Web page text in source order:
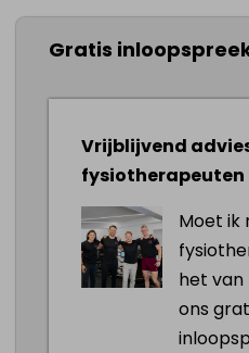
Veelvoorkomende
kijken zijn bijvoorbeeld:
schouderpijn bij
racketsport
enkelproblemen
rugklachten bij
Als je vooral wilt
begeleiding past bij
Gratis
Vrijblijvend
fysiotherapeuten
Moet ik
het van
ons